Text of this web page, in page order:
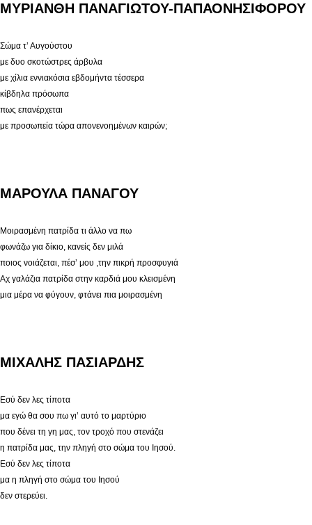
ΜΥΡΙΑΝΘΗ ΠΑΝΑΓΙΩΤΟΥ-ΠΑΠΑΟΝΗΣΙΦΟΡΟΥ
Σώμα τ’ Αυγούστου
με δυο σκοτώστρες άρβυλα
με χίλια εννιακόσια εβδομήντα τέσσερα
κίβδηλα πρόσωπα
πως επανέρχεται
με προσωπεία τώρα απονενοημένων καιρών;
ΜΑΡΟΥΛΑ ΠΑΝΑΓΟΥ
Μοιρασμένη πατρίδα τι άλλο να πω
φωνάζω για δίκιο, κανείς δεν μιλά
ποιος νοιάζεται, πέσ’ μου ,την πικρή προσφυγιά
Αχ γαλάζια πατρίδα στην καρδιά μου κλεισμένη
μια μέρα να φύγουν, φτάνει πια μοιρασμένη
ΜΙΧΑΛΗΣ ΠΑΣΙΑΡΔΗΣ
Εσύ δεν λες τίποτα
μα εγώ θα σου πω γι’ αυτό το μαρτύριο
που δένει τη γη μας, τον τροχό που στενάζει
η πατρίδα μας, την πληγή στο σώμα του Ιησού.
Εσύ δεν λες τίποτα
μα η πληγή στο σώμα του Ιησού
δεν στερεύει.